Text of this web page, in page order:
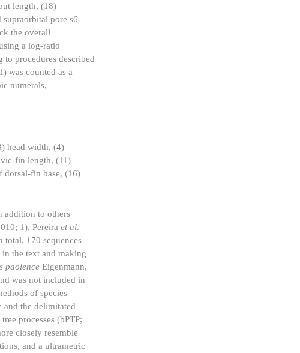
length, (18)
pore s6
the overall
a log-ratio
procedures described
was counted as a
numerals,
head width, (4)
fin length, (11)
dorsal-fin base, (16)
addition to others
1), Pereira et al.
total, 170 sequences
the text and making
paolence Eigenmann,
was not included in
of species
the delimitated
processes (bPTP;
closely resemble
and a ultrametric